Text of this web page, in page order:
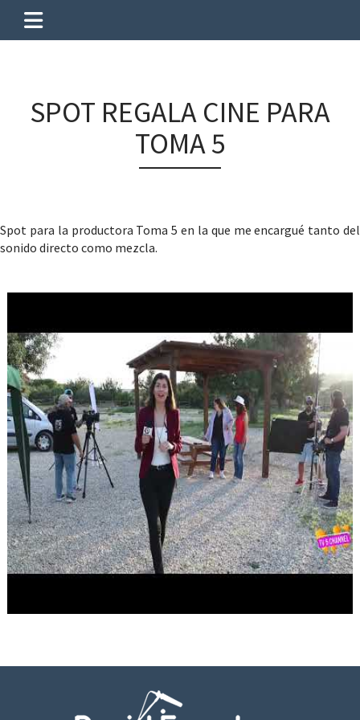
SPOT REGALA CINE PARA
TOMA 5
Spot para la productora Toma 5 en la que me encargué tanto del
sonido directo como mezcla.